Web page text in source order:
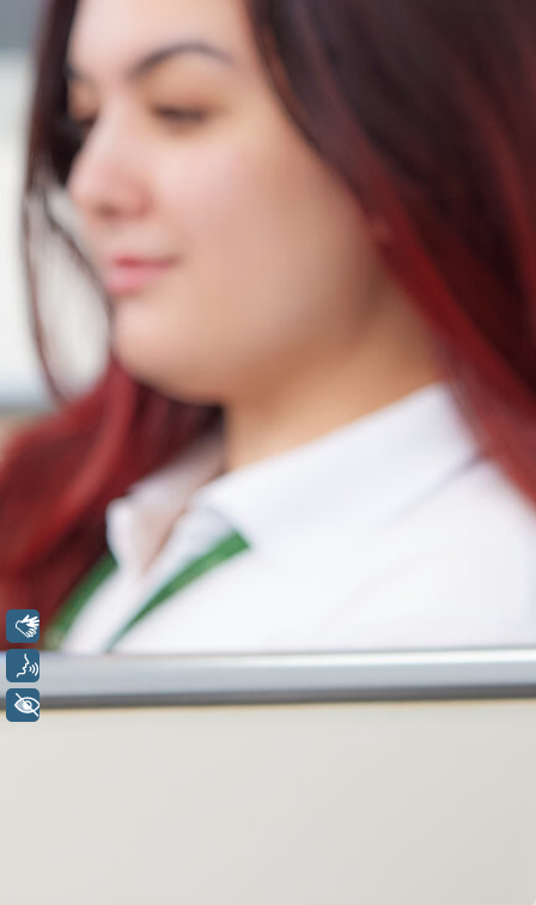
Libras
+ Acessibilidade